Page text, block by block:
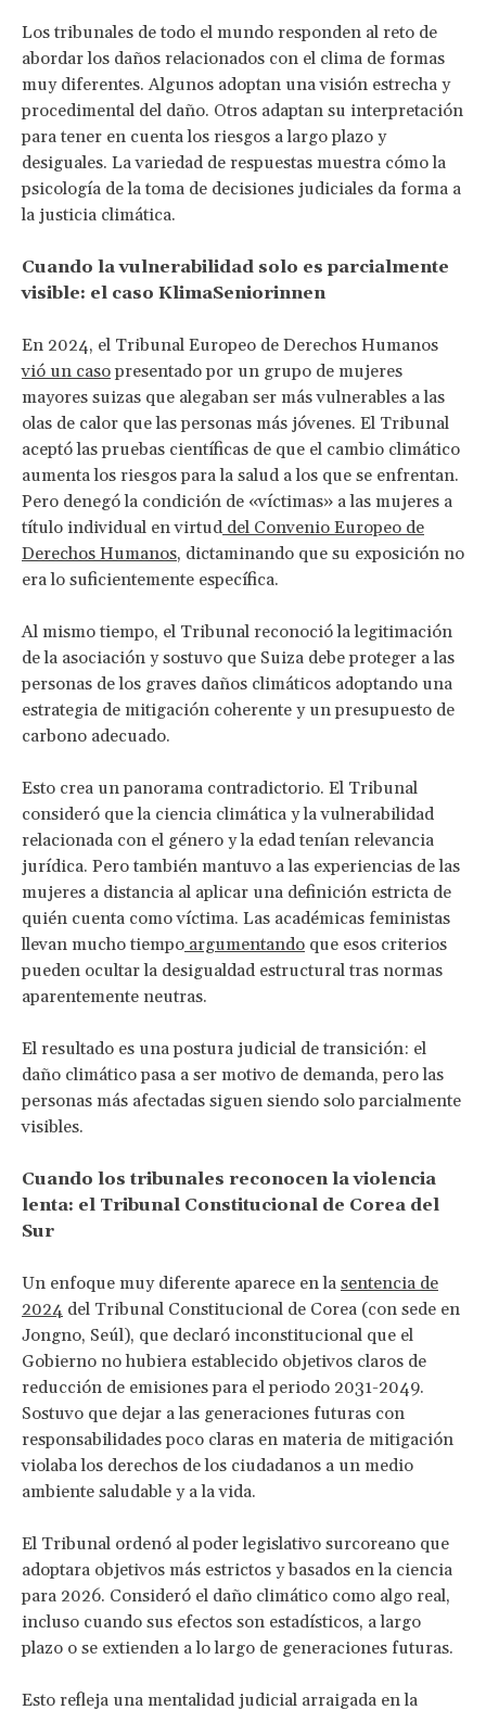
Los tribunales de todo el mundo responden al reto de
abordar los daños relacionados con el clima de formas
muy diferentes. Algunos adoptan una visión estrecha y
procedimental del daño. Otros adaptan su interpretación
para tener en cuenta los riesgos a largo plazo y
desiguales. La variedad de respuestas muestra cómo la
psicología de la toma de decisiones judiciales da forma a
la justicia climática.
Cuando la vulnerabilidad solo es parcialmente
visible: el caso KlimaSeniorinnen
En 2024, el Tribunal Europeo de Derechos Humanos
vió un casopresentado por un grupo de mujeres
mayores suizas que alegaban ser más vulnerables a las
olas de calor que las personas más jóvenes. El Tribunal
aceptó las pruebas científicas de que el cambio climático
aumenta los riesgos para la salud a los que se enfrentan.
Pero denegó la condición de «víctimas» a las mujeres a
título individual en virtud del Convenio Europeo de
Derechos Humanos, dictaminando que su exposición no
era lo suficientemente específica.
Al mismo tiempo, el Tribunal reconoció la legitimación
de la asociación y sostuvo que Suiza debe proteger a las
personas de los graves daños climáticos adoptando una
estrategia de mitigación coherente y un presupuesto de
carbono adecuado.
Esto crea un panorama contradictorio. El Tribunal
consideró que la ciencia climática y la vulnerabilidad
relacionada con el género y la edad tenían relevancia
jurídica. Pero también mantuvo a las experiencias de las
mujeres a distancia al aplicar una definición estricta de
quién cuenta como víctima. Las académicas feministas
llevan mucho tiempo argumentando que esos criterios
pueden ocultar la desigualdad estructural tras normas
aparentemente neutras.
El resultado es una postura judicial de transición: el
daño climático pasa a ser motivo de demanda, pero las
personas más afectadas siguen siendo solo parcialmente
visibles.
Cuando los tribunales reconocen la violencia
lenta: el Tribunal Constitucional de Corea del
Sur
Un enfoque muy diferente aparece en la sentencia de
2024 del Tribunal Constitucional de Corea (con sede en
Jongno, Seúl), que declaró inconstitucional que el
Gobierno no hubiera establecido objetivos claros de
reducción de emisiones para el periodo 2031-2049.
Sostuvo que dejar a las generaciones futuras con
responsabilidades poco claras en materia de mitigación
violaba los derechos de los ciudadanos a un medio
ambiente saludable y a la vida.
El Tribunal ordenó al poder legislativo surcoreano que
adoptara objetivos más estrictos y basados en la ciencia
para 2026. Consideró el daño climático como algo real,
incluso cuando sus efectos son estadísticos, a largo
plazo o se extienden a lo largo de generaciones futuras.
Esto refleja una mentalidad judicial arraigada en la